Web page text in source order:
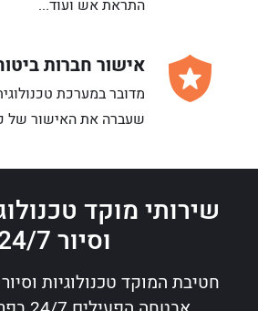
התראת אש ועוד...
אישור חברות
מדובר במערכת
שעברה את האישור של
שירותי מוקד
וסיור 24/7
חטיבת המוקד טכנולוגיות